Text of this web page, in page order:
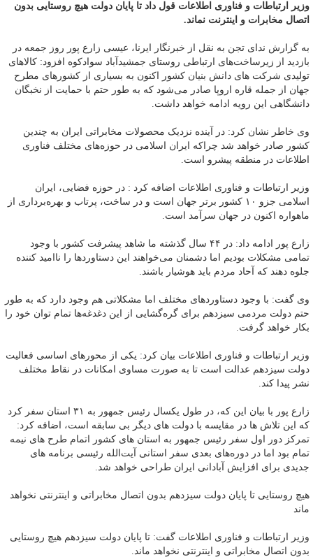
وزیر ارتباطات و فناوری اطلاعات قول داد تا پایان دولت هیچ روستایی بدون
اتصال مخابرات و اینترنت نماند.
به گزارش ندای تجن به نقل از خبرنگار ایرنا، عیسی زارع پور روز جمعه در
بازدید از زیرساخت‌های ارتباطی روستای جمشیدآباد سوادکوه افزود: کالاهای
تولیدی شرکت های دانش بنیان کشور اکنون به بسیاری از کشورهای مطرح
جهان از جمله قاره اروپا صادر می‌شود که به طور حتم با حمایت از نخبگان
دانشگاهی این رویه ادامه خواهد داشت.
وی خاطر نشان کرد: در آینده نزدیک محصولات مخابراتی ایران به چندین
کشور صادر خواهد شد چراکه ایران اسلامی در حوزه‌های مختلف فناوری
اطلاعات در منطقه پیشرو است.
وزیر ارتباطات و فناوری اطلاعات اضافه کرد : در حوزه فضایی، ایران
اسلامی جزو ۱۰ کشور برتر جهان است و در ساخت، پرتاب و بهره‌برداری از
ماهواره اکنون در جهان سرآمد است.
زارع پور ادامه داد: در ۴۴ سال گذشته ما شاهد پیشرفت کشور با وجود
تمامی مشکلات بودیم اما دشمنان می‌خواهند این دستاوردها را ناامید کننده
جلوه دهند که آحاد مردم باید هوشیار باشند.
وی گفت: با وجود دستاوردهای مختلف اما مشکلاتی هم وجود دارد که به طور
حتم دولت مردمی سیزدهم برای گره‌گشایی از این دغدغه‌ها تمام توان خود را
بکار خواهد گرفت.
وزیر ارتباطات و فناوری اطلاعات بیان کرد: یکی از محورهای اساسی فعالیت
دولت سیزدهم عدالت است تا به صورت مساوی امکانات در نقاط مختلف
نشر پیدا کند.
زارع پور با بیان این که، در طول یکسال رئیس جمهور به ۳۱ استان سفر کرد
که این تلاش ها در مقایسه با دولت های دیگر بی سابقه است، اضافه کرد:
تمرکز دور اول سفر رئیس جمهور به استان های کشور اتمام طرح های نیمه
تمام بود اما در دوره‌های بعدی سفر استانی آیت‌الله رئیسی برنامه های
جدیدی برای افزایش آبادانی ایران طراحی خواهد شد.
هیچ‌ روستایی تا پایان دولت سیزدهم بدون اتصال مخابراتی و اینترنتی نخواهد
ماند
وزیر ارتباطات و فناوری اطلاعات گفت: تا پایان دولت سیزدهم هیچ روستایی
بدون اتصال مخابراتی و اینترنتی نخواهد ماند.